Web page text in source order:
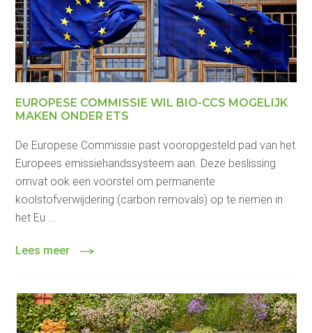
EUROPESE COMMISSIE WIL BIO-CCS MOGELIJK
MAKEN ONDER ETS
De Europese Commissie past vooropgesteld pad van het
Europees emissiehandssysteem aan. Deze beslissing
omvat ook een voorstel om permanente
koolstofverwijdering (carbon removals) op te nemen in
het Eu ...
Lees meer